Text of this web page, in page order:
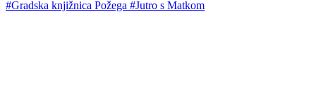
#Gradska knjižnica Požega #Jutro s Matkom